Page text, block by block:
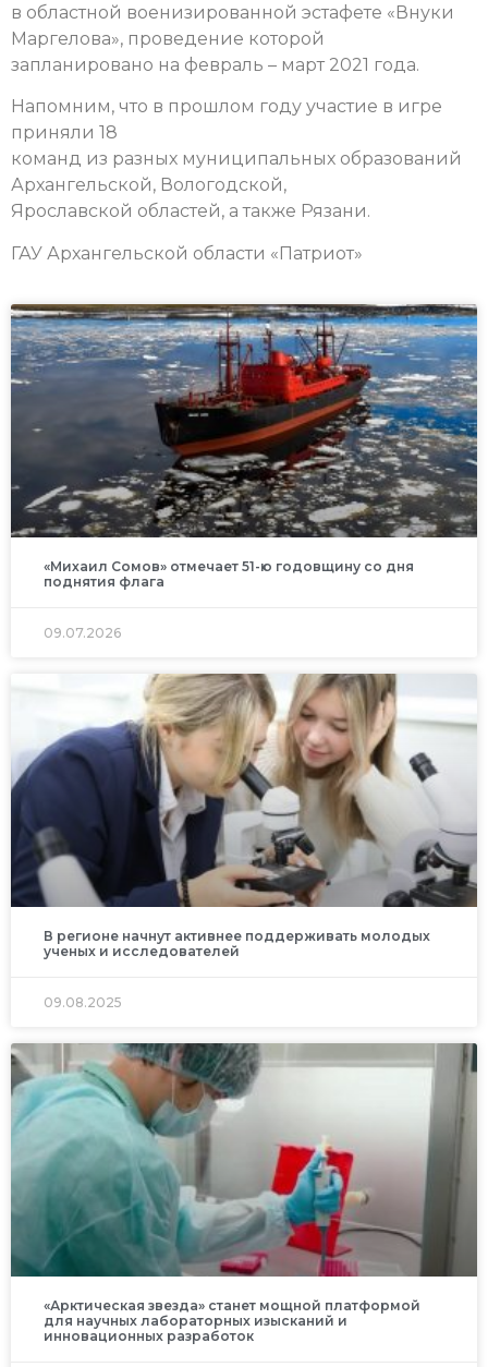
в областной военизированной эстафете «Внуки
Маргелова», проведение которой
запланировано на февраль – март 2021 года.
Напомним, что в прошлом году участие в игре
приняли 18
команд из разных муниципальных образований
Архангельской, Вологодской,
Ярославской областей, а также Рязани.
ГАУ Архангельской области «Патриот»
«Михаил Сомов» отмечает 51-ю годовщину со дня
поднятия флага
09.07.2026
В регионе начнут активнее поддерживать молодых
ученых и исследователей
09.08.2025
«Арктическая звезда» станет мощной платформой
для научных лабораторных изысканий и
инновационных разработок